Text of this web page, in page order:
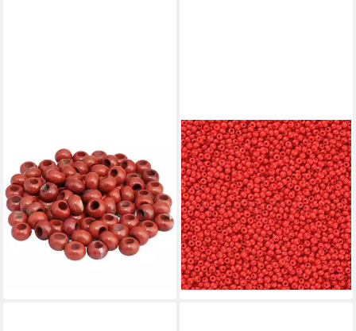
Bastelperlen Perlen Rondelle
roter Jaspis großes Loch 20
Stück Roter Jaspis 12x6mm
47,95 €
lieferbar - in 5-6 Werktagen bei dir
MADDMA
Bastelperlen 50g Rocailles
Glasperlen ca. 2,3x1,5mm
1mm Bohrung Perlen
Schmuck, rot
5,15 €
(0,10 €/ 1 g)
lieferbar - in 3-4 Werktagen bei dir
+24